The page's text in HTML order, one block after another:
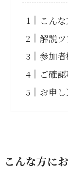
こん
解説
参加
ご確
お申
こんな方に